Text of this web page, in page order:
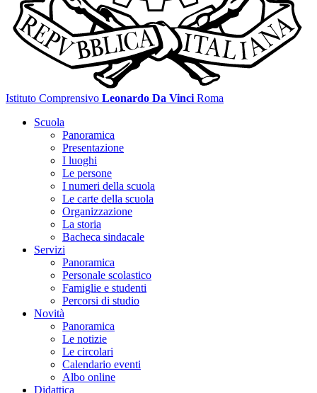
Istituto Comprensivo Leonardo Da Vinci Roma
Scuola
Panoramica
Presentazione
I luoghi
Le persone
I numeri della scuola
Le carte della scuola
Organizzazione
La storia
Bacheca sindacale
Servizi
Panoramica
Personale scolastico
Famiglie e studenti
Percorsi di studio
Novità
Panoramica
Le notizie
Le circolari
Calendario eventi
Albo online
Didattica